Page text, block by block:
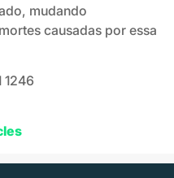
mudando
causadas por essa
1246